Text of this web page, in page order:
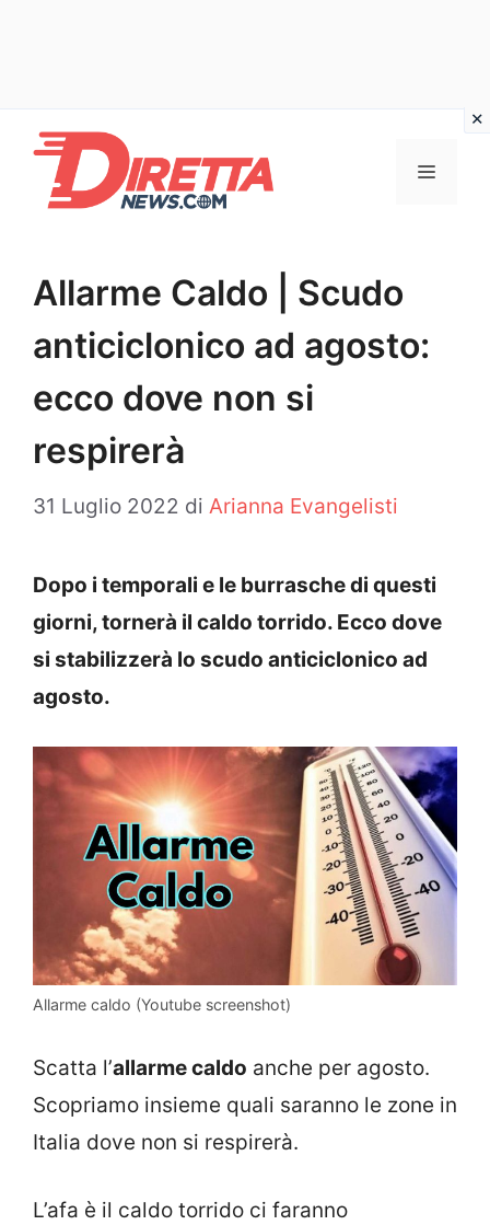
contenuto
Menu
Allarme Caldo | Scudo
anticiclonico ad agosto:
ecco dove non si
respirerà
31 Luglio 2022 di Arianna Evangelisti
Dopo i temporali e le burrasche di questi
giorni, tornerà il caldo torrido. Ecco dove
si stabilizzerà lo scudo anticiclonico ad
agosto.
Allarme caldo (Youtube screenshot)
Scatta l’allarme caldo anche per agosto.
Scopriamo insieme quali saranno le zone in
Italia dove non si respirerà.
L’afa è il caldo torrido ci faranno